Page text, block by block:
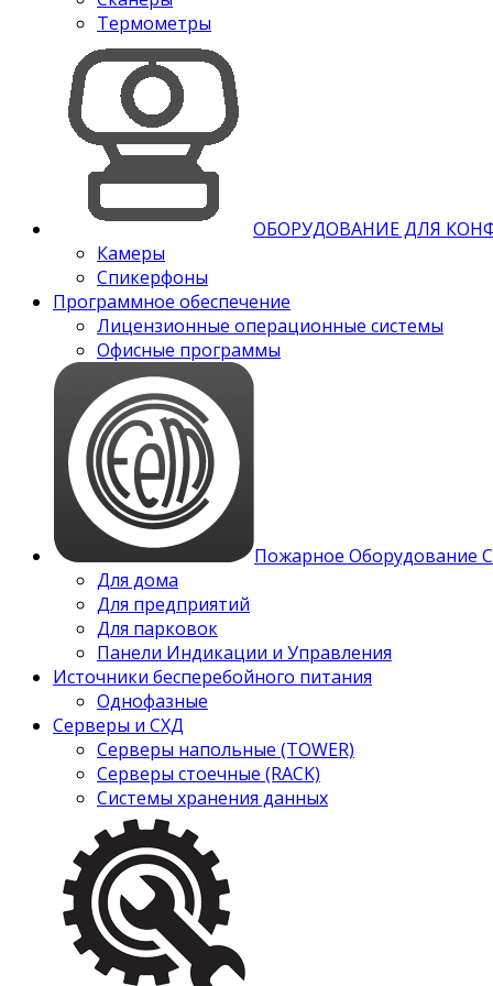
Термометры
ОБОРУДОВАНИЕ ДЛЯ
Камеры
Спикерфоны
Программное обеспечение
Лицензионные операционные системы
Офисные программы
Пожарное Оборудование
Для дома
Для предприятий
Для парковок
Панели Индикации и Управления
Источники бесперебойного питания
Однофазные
Серверы и СХД
Серверы напольные (TOWER)
Серверы стоечные (RACK)
Системы хранения данных